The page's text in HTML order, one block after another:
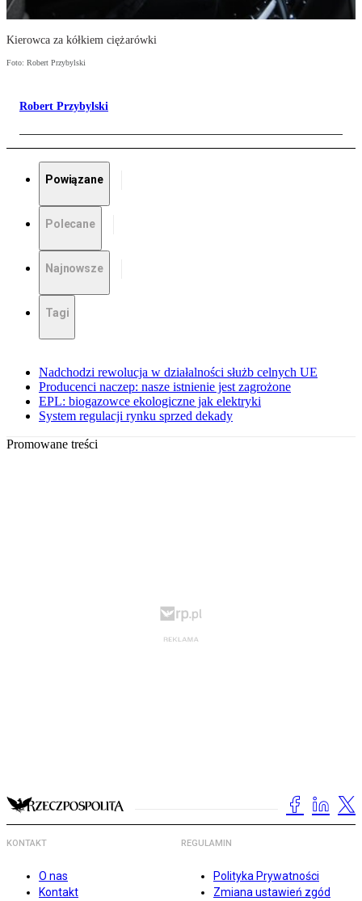
Kierowca za kółkiem ciężarówki
Foto: Robert Przybylski
Robert Przybylski
Powiązane
Polecane
Najnowsze
Tagi
Nadchodzi rewolucja w działalności służb celnych UE
Producenci naczep: nasze istnienie jest zagrożone
EPL: biogazowce ekologiczne jak elektryki
System regulacji rynku sprzed dekady
Promowane treści
KONTAKT
O nas
Kontakt
REGULAMIN
Polityka Prywatności
Zmiana ustawień zgód